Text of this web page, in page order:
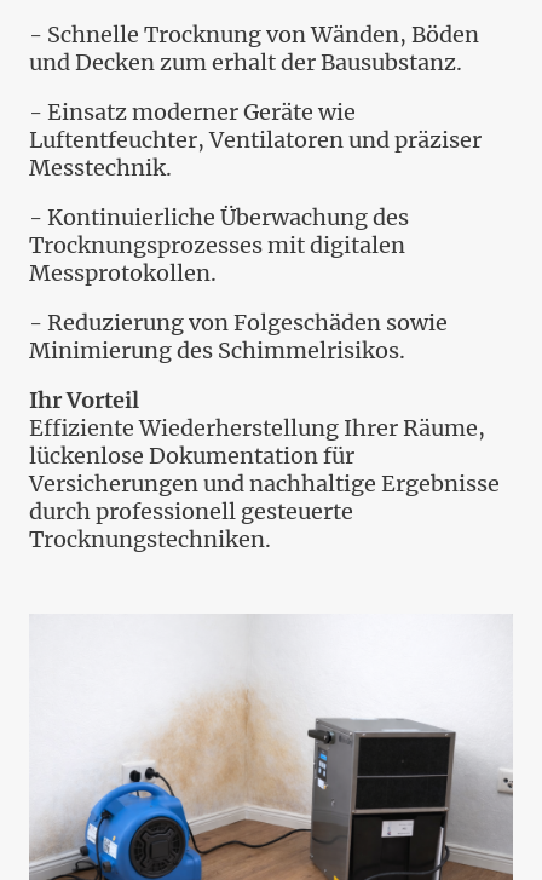
- Schnelle Trocknung von Wänden, Böden
und Decken zum erhalt der Bausubstanz.
- Einsatz moderner Geräte wie
Luftentfeuchter, Ventilatoren und präziser
Messtechnik.
- Kontinuierliche Überwachung des
Trocknungsprozesses mit digitalen
Messprotokollen.
- Reduzierung von Folgeschäden sowie
Minimierung des Schimmelrisikos.
Ihr Vorteil
Effiziente Wiederherstellung Ihrer Räume,
lückenlose Dokumentation für
Versicherungen und nachhaltige Ergebnisse
durch professionell gesteuerte
Trocknungstechniken.